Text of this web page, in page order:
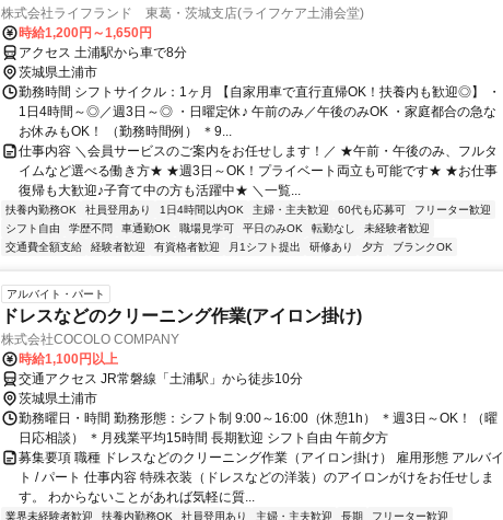
株式会社ライフランド 東葛・茨城支店(ライフケア土浦会堂)
時給1,200円～1,650円
アクセス 土浦駅から車で8分
茨城県土浦市
勤務時間 シフトサイクル：1ヶ月 【自家用車で直行直帰OK！扶養内も歓迎◎】 ・
1日4時間～◎／週3日～◎ ・日曜定休♪ 午前のみ／午後のみOK ・家庭都合の急な
お休みもOK！ （勤務時間例） ＊9...
仕事内容 ＼会員サービスのご案内をお任せします！／ ★午前・午後のみ、フルタ
イムなど選べる働き方★ ★週3日～OK！プライベート両立も可能です★ ★お仕事
復帰も大歓迎♪子育て中の方も活躍中★ ＼一覧...
扶養内勤務OK 社員登用あり 1日4時間以内OK 主婦・主夫歓迎 60代も応募可
フリーター歓迎
シフト自由
学歴不問 車通勤OK 職場見学可 平日のみOK 転勤なし
未経験者歓迎
交通費全額支給
経験者歓迎 有資格者歓迎 月1シフト提出 研修あり 夕方 ブランクOK
アルバイト・パート
ドレスなどのクリーニング作業(アイロン掛け)
株式会社COCOLO COMPANY
時給1,100円以上
交通アクセス JR常磐線「土浦駅」から徒歩10分
茨城県土浦市
勤務曜日・時間 勤務形態：シフト制 9:00～16:00（休憩1h） ＊週3日～OK！（曜
日応相談） ＊月残業平均15時間 長期歓迎 シフト自由 午前夕方
募集要項 職種 ドレスなどのクリーニング作業（アイロン掛け） 雇用形態 アルバイ
ト / パート 仕事内容 特殊衣装（ドレスなどの洋装）のアイロンがけをお任せしま
す。 わからないことがあれば気軽に質...
業界未経験者歓迎 扶養内勤務OK 社員登用あり 主婦・主夫歓迎 長期
フリーター歓迎